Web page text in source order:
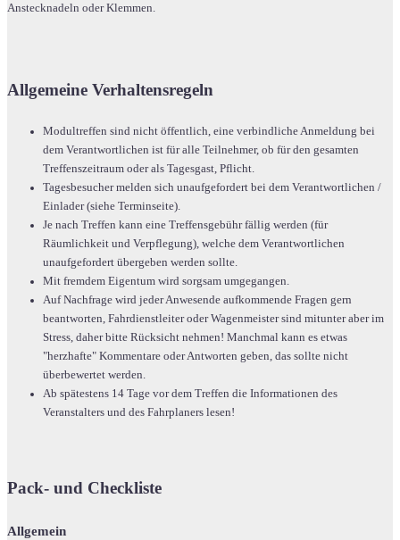
Anstecknadeln oder Klemmen.
Allgemeine Verhaltensregeln
Modultreffen sind nicht öffentlich, eine verbindliche Anmeldung bei
dem Verantwortlichen ist für alle Teilnehmer, ob für den gesamten
Treffenszeitraum oder als Tagesgast, Pflicht.
Tagesbesucher melden sich unaufgefordert bei dem Verantwortlichen /
Einlader (siehe Terminseite).
Je nach Treffen kann eine Treffensgebühr fällig werden (für
Räumlichkeit und Verpflegung), welche dem Verantwortlichen
unaufgefordert übergeben werden sollte.
Mit fremdem Eigentum wird sorgsam umgegangen.
Auf Nachfrage wird jeder Anwesende aufkommende Fragen gern
beantworten, Fahrdienstleiter oder Wagenmeister sind mitunter aber im
Stress, daher bitte Rücksicht nehmen! Manchmal kann es etwas
"herzhafte" Kommentare oder Antworten geben, das sollte nicht
überbewertet werden.
Ab spätestens 14 Tage vor dem Treffen die Informationen des
Veranstalters und des Fahrplaners lesen!
Pack- und Checkliste
Allgemein